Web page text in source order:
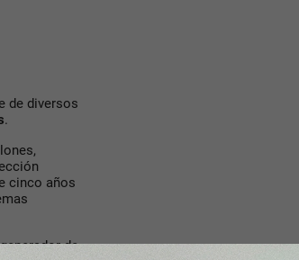
de diversos
.
cinco años
de